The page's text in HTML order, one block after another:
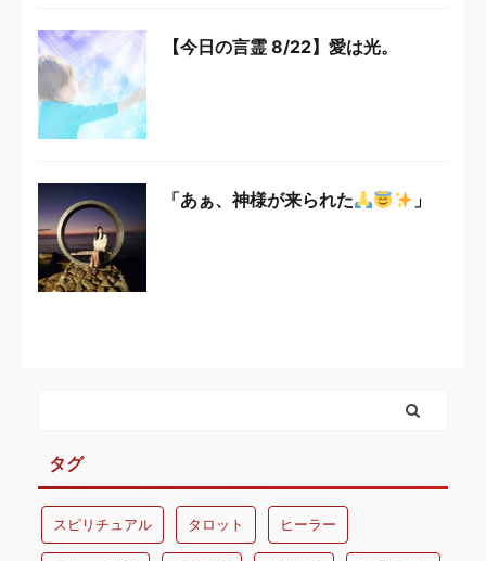
【今日の言霊 8/22】愛は光。
「あぁ、神様が来られた 」
タグ
スピリチュアル タロット ヒーラー